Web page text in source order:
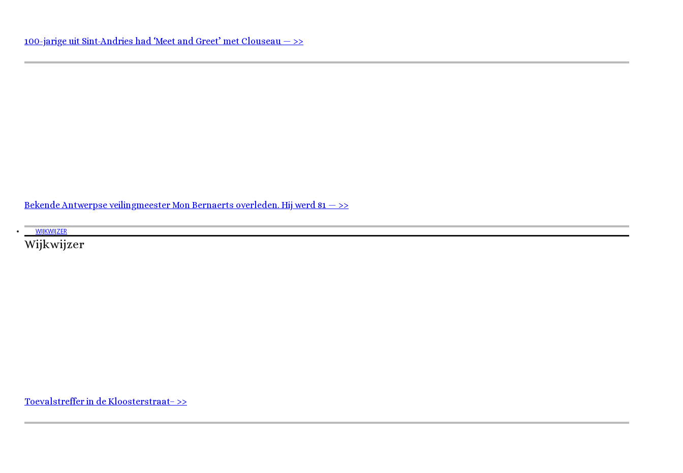
100-jarige uit Sint-Andries had ‘Meet and Greet’ met Clouseau — >>
Bekende Antwerpse veilingmeester Mon Bernaerts overleden. Hij werd 81 — >>
WIJKWIJZER
Wijkwijzer
Toevalstreffer in de Kloosterstraat– >>